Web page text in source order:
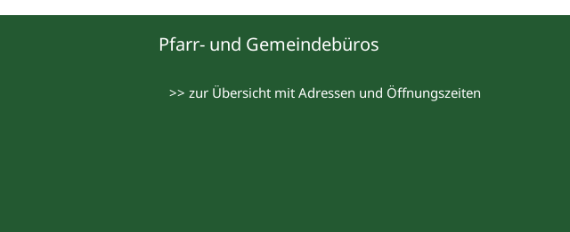
Pfarr- und Gemeindebüros
>> zur Übersicht mit Adressen und Öffnungszeiten